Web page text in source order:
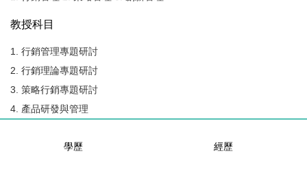
教授科目
1. 行銷管理專題研討
2. 行銷理論專題研討
3. 策略行銷專題研討
4. 產品研發與管理
學歷 經歷